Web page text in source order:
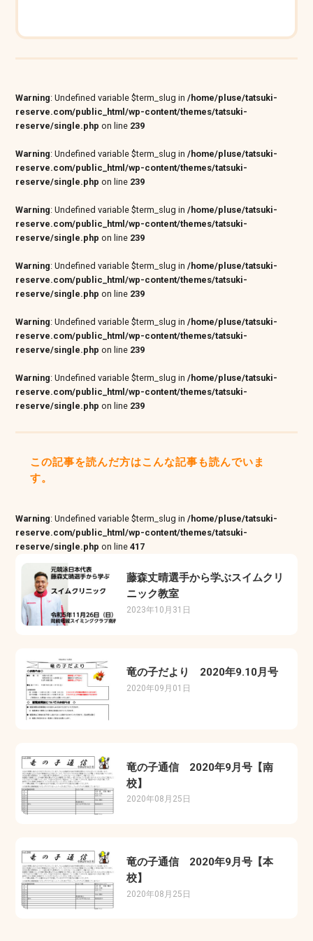
Warning: Undefined variable $term_slug in/home/pluse/tatsuki-
reserve.com/public_html/wp-content/themes/tatsuki-
reserve/single.php on line 239
Warning: Undefined variable $term_slug in/home/pluse/tatsuki-
reserve.com/public_html/wp-content/themes/tatsuki-
reserve/single.php on line 239
Warning: Undefined variable $term_slug in/home/pluse/tatsuki-
reserve.com/public_html/wp-content/themes/tatsuki-
reserve/single.php on line 239
Warning: Undefined variable $term_slug in/home/pluse/tatsuki-
reserve.com/public_html/wp-content/themes/tatsuki-
reserve/single.php on line 239
Warning: Undefined variable $term_slug in/home/pluse/tatsuki-
reserve.com/public_html/wp-content/themes/tatsuki-
reserve/single.php on line 239
Warning: Undefined variable $term_slug in/home/pluse/tatsuki-
reserve.com/public_html/wp-content/themes/tatsuki-
reserve/single.php on line 239
この記事を読んだ方はこんな記事も読んでいま
す。
Warning: Undefined variable $term_slug in/home/pluse/tatsuki-
reserve.com/public_html/wp-content/themes/tatsuki-
reserve/single.php on line417
藤森丈晴選手から学ぶスイムクリ
ニック教室
2023年10月31日
竜の子だより 2020年9.10月号
2020年09月01日
竜の子通信 2020年9月号【南
校】
2020年08月25日
竜の子通信 2020年9月号【本
校】
2020年08月25日